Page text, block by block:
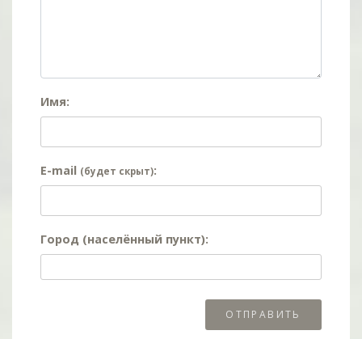
Имя:
E-mail (будет скрыт):
Город (населённый пункт):